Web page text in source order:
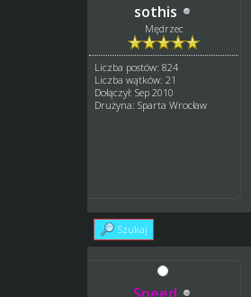
sothis
Mędrzec
Liczba postów: 824
Liczba wątków: 21
Dołączył: Sep 2010
Drużyna: Sparta Wrocław
Szukaj